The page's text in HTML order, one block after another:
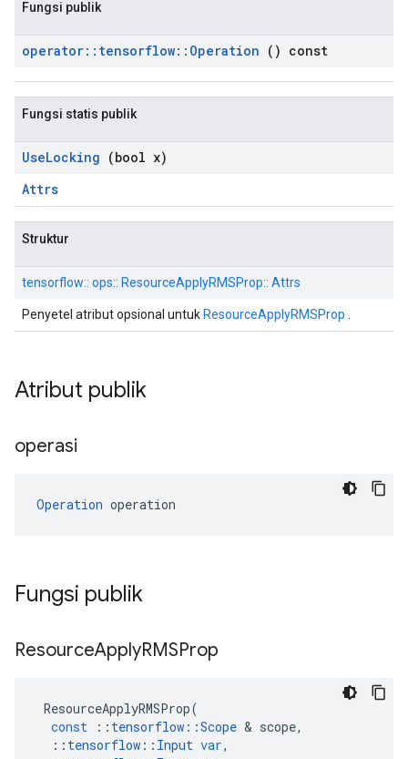
Fungsi publik
operator:: tensorflow:: Operation () const
Fungsi statis publik
UseLocking (bool x)
Attrs
Struktur
tensorflow:: ops:: ResourceApplyRMSProp:: Attrs
Penyetel atribut opsional untuk ResourceApplyRMSProp
Atribut publik
operasi
Operation operation
Fungsi publik
ResourceApplyRMSProp
ResourceApplyRMSProp(
const
:: tensorflow ::Scope & scope,
:: tensorflow :: Input var,